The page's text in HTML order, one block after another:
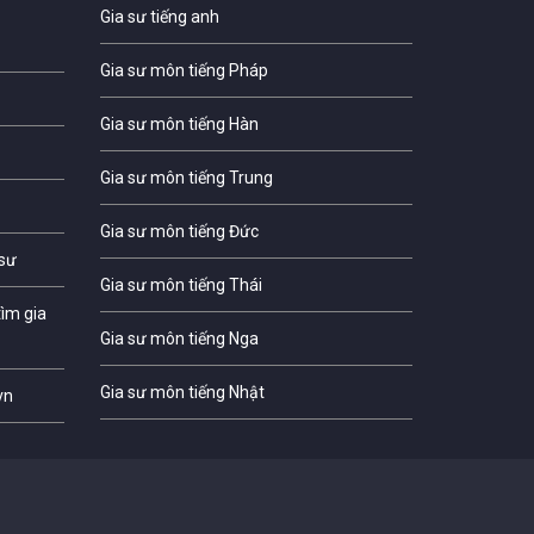
gia
Gia sư tiếng anh
Gia sư môn tiếng Pháp
Gia sư môn tiếng Hàn
Gia sư môn tiếng Trung
Gia sư môn tiếng Đức
Gia sư môn tiếng Thái
Gia sư môn tiếng Nga
Gia sư môn tiếng Nhật